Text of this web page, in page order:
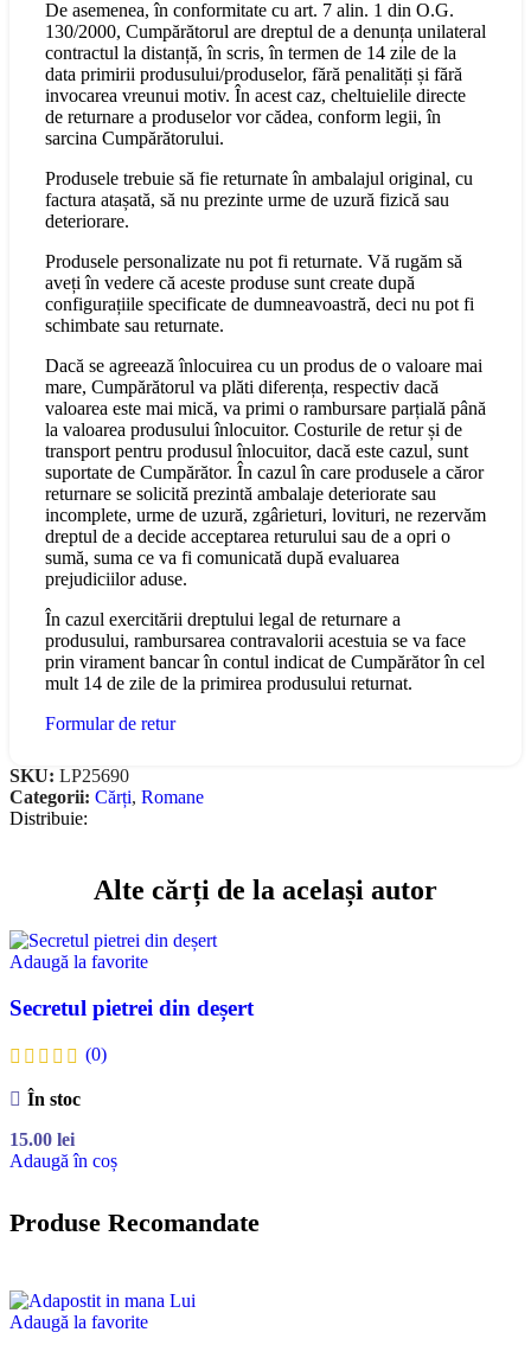
De asemenea, în conformitate cu art. 7 alin. 1 din O.G.
130/2000, Cumpărătorul are dreptul de a denunța unilateral
contractul la distanță, în scris, în termen de 14 zile de la
data primirii produsului/produselor, fără penalități și fără
invocarea vreunui motiv. În acest caz, cheltuielile directe
de returnare a produselor vor cădea, conform legii, în
sarcina Cumpărătorului.
Produsele trebuie să fie returnate în ambalajul original, cu
factura atașată, să nu prezinte urme de uzură fizică sau
deteriorare.
Produsele personalizate nu pot fi returnate. Vă rugăm să
aveți în vedere că aceste produse sunt create după
configurațiile specificate de dumneavoastră, deci nu pot fi
schimbate sau returnate.
Dacă se agreează înlocuirea cu un produs de o valoare mai
mare, Cumpărătorul va plăti diferența, respectiv dacă
valoarea este mai mică, va primi o rambursare parțială până
la valoarea produsului înlocuitor. Costurile de retur și de
transport pentru produsul înlocuitor, dacă este cazul, sunt
suportate de Cumpărător. În cazul în care produsele a căror
returnare se solicită prezintă ambalaje deteriorate sau
incomplete, urme de uzură, zgârieturi, lovituri, ne rezervăm
dreptul de a decide acceptarea returului sau de a opri o
sumă, suma ce va fi comunicată după evaluarea
prejudiciilor aduse.
În cazul exercitării dreptului legal de returnare a
produsului, rambursarea contravalorii acestuia se va face
prin virament bancar în contul indicat de Cumpărător în cel
mult 14 de zile de la primirea produsului returnat.
Formular de retur
SKU: LP25690
Categorii: Cărți, Romane
Distribuie:
Alte cărți de la același autor
Adaugă la favorite
Secretul pietrei din deșert
(0)
În stoc
15.00 lei
Adaugă în coș
Produse Recomandate
Adaugă la favorite